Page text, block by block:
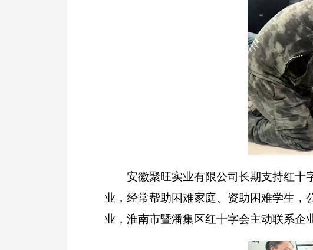
安徽聚旺实业有限公司长期支持红十
业，经常帮助困难家庭、资助困难学生
业，淮南市暨潘集区红十字会主动联系企